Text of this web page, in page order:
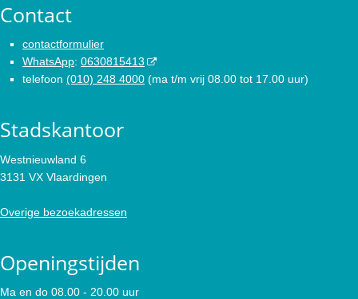
Contact
contactformulier
WhatsApp: 0630815413
telefoon (010) 248 4000 (ma t/m vrij 08.00 tot 17.00 uur)
Stadskantoor
Westnieuwland 6
3131 VX Vlaardingen
Overige bezoekadressen
Openingstijden
Ma en do 08.00 - 20.00 uur